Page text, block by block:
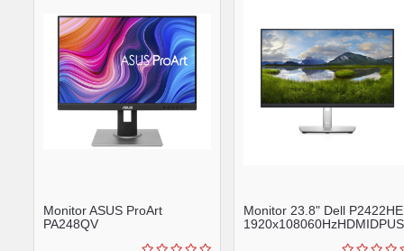
Monitor ASUS ProArt
PA248QV
Monitor 23.8" Dell P2422HE